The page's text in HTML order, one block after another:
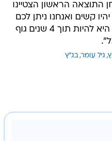
התוצאה הראשון הצטיינו
קשים ואנחנו ניתן לכם
את כל הגיבוי כשהמשימה היא להיות תוך 4 שנים גוף
גיל עומר בג"ץ